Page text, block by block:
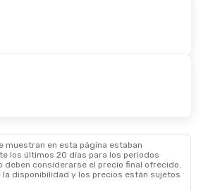
4 De Oct.
muestran en esta página estaban
los últimos 20 días para los periodos
deben considerarse el precio final ofrecido.
la disponibilidad y los precios están sujetos